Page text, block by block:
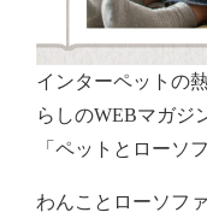
インターペットの
らしのWEBマガジ
「ペットとローソ
わんことローソフ